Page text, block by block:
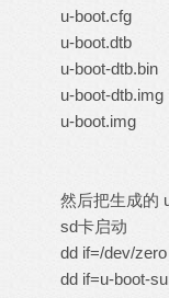
u-
u-boot.dtb
u-boot-
u-boot-
u-
然后把生成的
sd卡启动
dd if=/dev/
dd if=u-boot-